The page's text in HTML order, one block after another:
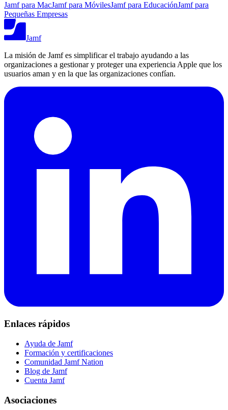
Jamf para MacJamf para MóvilesJamf para EducaciónJamf para
Pequeñas Empresas
Jamf
La misión de Jamf es simplificar el trabajo ayudando a las
organizaciones a gestionar y proteger una experiencia Apple que los
usuarios aman y en la que las organizaciones confían.
Enlaces rápidos
Ayuda de Jamf
Formación y certificaciones
Comunidad Jamf Nation
Blog de Jamf
Cuenta Jamf
Asociaciones